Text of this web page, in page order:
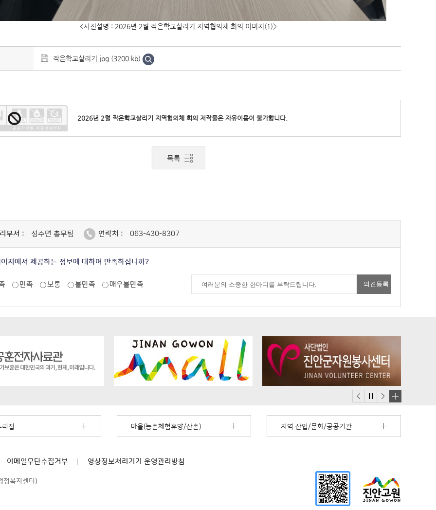
<사진설명 : 2026년 2월 작은학교살리기 지역협의체 회의 이미지(1)>
작은학교살리기.jpg (3200 kb)
2026년 2월 작은학교살리기 지역협의체 회의 저작물은 자유이용이 불가합니다.
부서 : 성수면 총무팀 연락처 : 063-430-8307
지에서 제공하는 정보에 대하여 만족하십니까?
만족 보통 불만족 매우불만족
너
음
집 마을(농촌체험휴양/산촌) 지역 산업/문화/공공기관
이메일무단수집거부 영상정보처리기기 운영관리방침
복지센터)